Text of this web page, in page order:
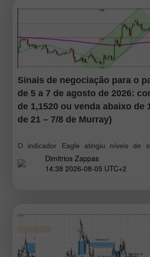
Sinais de negociação para o
de 5 a 7 de agosto de 2026:
de 1,1520 ou venda abaixo de
de 21 – 7/8 de Murray)
O indicador Eagle atingiu níveis de
provável que ocorra uma correção
dias. Diante desse cenário, devemos
Dimitrios Zappas
14:38 2026-08-05 UTC+2